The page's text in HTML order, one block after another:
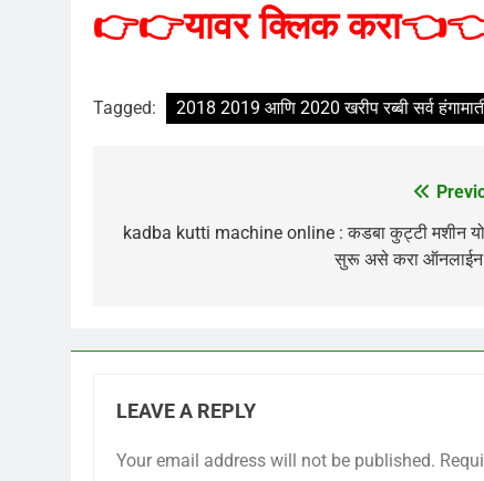
👉👉यावर क्लिक करा
Tagged: 2018 2019 आणि 2020 खरीप रब्बी सर्व
navigation
kadba kutti machine online : कडबा कुट्टी मशीन
सुरू असे करा ऑनलाईन
LEAVE A REPLY
Your email address will not be published.